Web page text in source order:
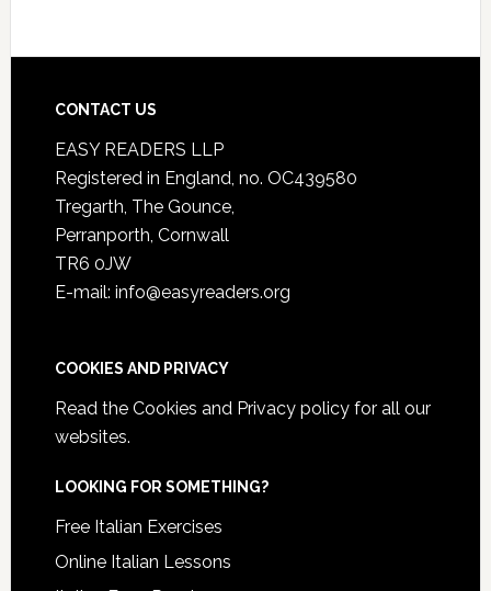
CONTACT US
EASY READERS LLP
Registered in England, no. OC439580
Tregarth, The Gounce,
Perranporth, Cornwall
TR6 0JW
E-mail: info@easyreaders.org
COOKIES AND PRIVACY
Read the Cookies and Privacy policyfor all our
websites.
LOOKING FOR SOMETHING?
Free Italian Exercises
Online Italian Lessons